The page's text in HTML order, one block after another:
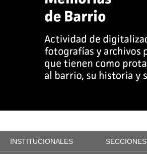
INSTITUCIONALES SECCIONES